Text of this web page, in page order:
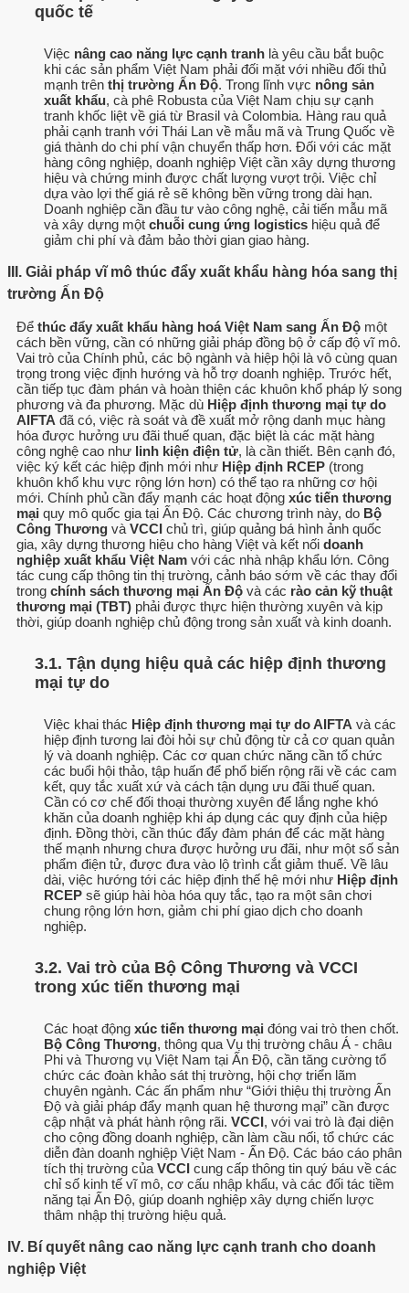
quốc tế
Việc nâng cao năng lực cạnh tranh là yêu cầu bắt buộc
khi các sản phẩm Việt Nam phải đối mặt với nhiều đối thủ
mạnh trên thị trường Ấn Độ. Trong lĩnh vực nông sản
xuất khẩu, cà phê Robusta của Việt Nam chịu sự cạnh
tranh khốc liệt về giá từ Brasil và Colombia. Hàng rau quả
phải cạnh tranh với Thái Lan về mẫu mã và Trung Quốc về
giá thành do chi phí vận chuyển thấp hơn. Đối với các mặt
hàng công nghiệp, doanh nghiệp Việt cần xây dựng thương
hiệu và chứng minh được chất lượng vượt trội. Việc chỉ
dựa vào lợi thế giá rẻ sẽ không bền vững trong dài hạn.
Doanh nghiệp cần đầu tư vào công nghệ, cải tiến mẫu mã
và xây dựng một chuỗi cung ứng logistics hiệu quả để
giảm chi phí và đảm bảo thời gian giao hàng.
III. Giải pháp vĩ mô thúc đẩy xuất khẩu hàng hóa sang thị
trường Ấn Độ
Để thúc đẩy xuất khẩu hàng hoá Việt Nam sang Ấn Độ một
cách bền vững, cần có những giải pháp đồng bộ ở cấp độ vĩ mô.
Vai trò của Chính phủ, các bộ ngành và hiệp hội là vô cùng quan
trọng trong việc định hướng và hỗ trợ doanh nghiệp. Trước hết,
cần tiếp tục đàm phán và hoàn thiện các khuôn khổ pháp lý song
phương và đa phương. Mặc dù Hiệp định thương mại tự do
AIFTA đã có, việc rà soát và đề xuất mở rộng danh mục hàng
hóa được hưởng ưu đãi thuế quan, đặc biệt là các mặt hàng
công nghệ cao như linh kiện điện tử, là cần thiết. Bên cạnh đó,
việc ký kết các hiệp định mới như Hiệp định RCEP (trong
khuôn khổ khu vực rộng lớn hơn) có thể tạo ra những cơ hội
mới. Chính phủ cần đẩy mạnh các hoạt động xúc tiến thương
mại quy mô quốc gia tại Ấn Độ. Các chương trình này, do Bộ
Công Thương và VCCI chủ trì, giúp quảng bá hình ảnh quốc
gia, xây dựng thương hiệu cho hàng Việt và kết nối doanh
nghiệp xuất khẩu Việt Nam với các nhà nhập khẩu lớn. Công
tác cung cấp thông tin thị trường, cảnh báo sớm về các thay đổi
trong chính sách thương mại Ấn Độ và các rào cản kỹ thuật
thương mại (TBT) phải được thực hiện thường xuyên và kịp
thời, giúp doanh nghiệp chủ động trong sản xuất và kinh doanh.
3.1. Tận dụng hiệu quả các hiệp định thương
mại tự do
Việc khai thác Hiệp định thương mại tự do AIFTA và các
hiệp định tương lai đòi hỏi sự chủ động từ cả cơ quan quản
lý và doanh nghiệp. Các cơ quan chức năng cần tổ chức
các buổi hội thảo, tập huấn để phổ biến rộng rãi về các cam
kết, quy tắc xuất xứ và cách tận dụng ưu đãi thuế quan.
Cần có cơ chế đối thoại thường xuyên để lắng nghe khó
khăn của doanh nghiệp khi áp dụng các quy định của hiệp
định. Đồng thời, cần thúc đẩy đàm phán để các mặt hàng
thế mạnh nhưng chưa được hưởng ưu đãi, như một số sản
phẩm điện tử, được đưa vào lộ trình cắt giảm thuế. Về lâu
dài, việc hướng tới các hiệp định thế hệ mới như Hiệp định
RCEP sẽ giúp hài hòa hóa quy tắc, tạo ra một sân chơi
chung rộng lớn hơn, giảm chi phí giao dịch cho doanh
nghiệp.
3.2. Vai trò của Bộ Công Thương và VCCI
trong xúc tiến thương mại
Các hoạt động xúc tiến thương mại đóng vai trò then chốt.
Bộ Công Thương, thông qua Vụ thị trường châu Á - châu
Phi và Thương vụ Việt Nam tại Ấn Độ, cần tăng cường tổ
chức các đoàn khảo sát thị trường, hội chợ triển lãm
chuyên ngành. Các ấn phẩm như “Giới thiệu thị trường Ấn
Độ và giải pháp đẩy mạnh quan hệ thương mại” cần được
cập nhật và phát hành rộng rãi. VCCI, với vai trò là đại diện
cho cộng đồng doanh nghiệp, cần làm cầu nối, tổ chức các
diễn đàn doanh nghiệp Việt Nam - Ấn Độ. Các báo cáo phân
tích thị trường của VCCI cung cấp thông tin quý báu về các
chỉ số kinh tế vĩ mô, cơ cấu nhập khẩu, và các đối tác tiềm
năng tại Ấn Độ, giúp doanh nghiệp xây dựng chiến lược
thâm nhập thị trường hiệu quả.
IV. Bí quyết nâng cao năng lực cạnh tranh cho doanh
nghiệp Việt